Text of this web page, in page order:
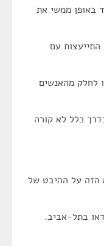
באופן ממשי את
עם
לחלק מהאנשים
כלל לא קורה
הזה על ההיבט של
בתל-אביב.